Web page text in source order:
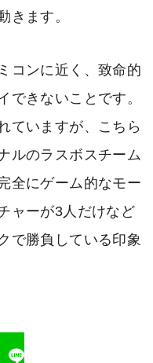
きます。
コンに近く、致命的
できないことです。
ていますが、こちら
ルのラスボスチーム
全にゲーム的なモー
ャーが3人だけなど
で勝負している印象